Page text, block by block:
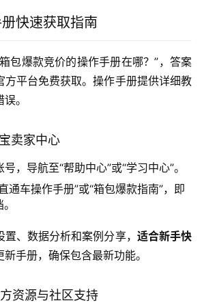
快速获取指南
包爆款竞价的操作手册在哪？”，答案
方平台免费获取。操作手册提供详细教
。
卖家中心
，导航至“帮助中心”或“学习中心”。
通车操作手册”或“箱包爆款指南”，即
、数据分析和案例分享， 适合新手快
手册，确保包含最新功能。
资源与社区支持